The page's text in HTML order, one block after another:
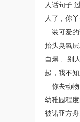
人话句子
人了，你
装可爱
抬头臭氧
自爆， 别
起，我不
你去动
幼稚园程
被诺亚方